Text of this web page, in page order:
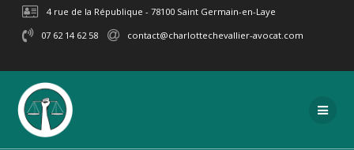
Passer
contenu
4 rue de la République - 78100 Saint Germain-en-Laye
07 62 14 62 58
contact@charlottechevallier-avocat.com